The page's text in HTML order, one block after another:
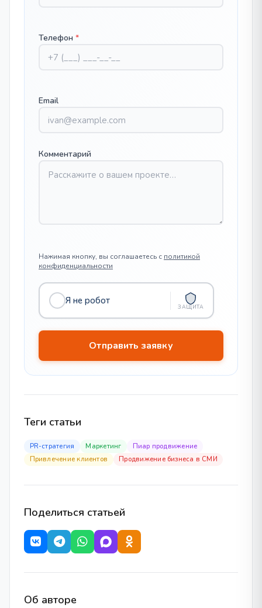
Телефон *
Email
Комментарий
Нажимая кнопку, вы соглашаетесь с политикой
конфиденциальности
Я не робот
ЗАЩИТА
Теги статьи
PR-стратегия Маркетинг
Пиар продвижение
Привлечение клиентов
Продвижение бизнеса в СМИ
Поделиться статьей
Об авторе